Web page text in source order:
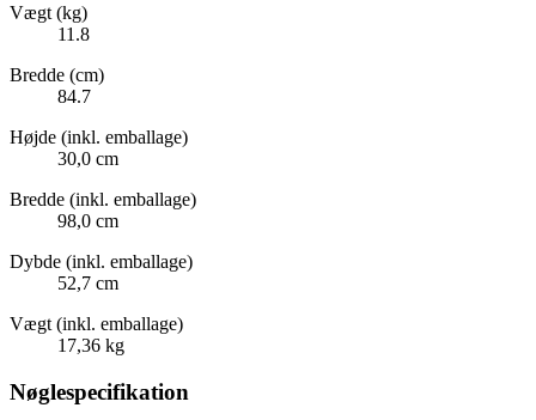
Vægt (kg)
11.8
Bredde (cm)
84.7
Højde (inkl. emballage)
30,0 cm
Bredde (inkl. emballage)
98,0 cm
Dybde (inkl. emballage)
52,7 cm
Vægt (inkl. emballage)
17,36 kg
Nøglespecifikation